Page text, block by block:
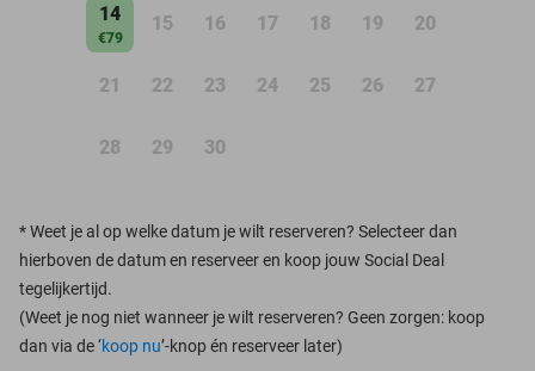
14
€79
15 16 17 18 19 20
21 22 23 24 25 26 27
28 29 30
*Weet je al op welke datum je wilt reserveren? Selecteer dan
hierboven de datum en reserveer en koop jouw Social Deal
tegelijkertijd.
(Weet je nog niet wanneer je wilt reserveren? Geen zorgen: koop
dan via de ‘koop nu’-knop én reserveer later)